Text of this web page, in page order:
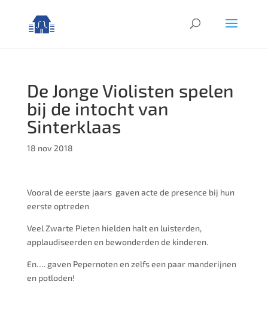
De Jonge Violisten spelen
bij de intocht van
Sinterklaas
18 nov 2018
Vooral de eerste jaars gaven acte de presence bij hun
eerste optreden
Veel Zwarte Pieten hielden halt en luisterden,
applaudiseerden en bewonderden de kinderen.
En…. gaven Pepernoten en zelfs een paar manderijnen
en potloden!